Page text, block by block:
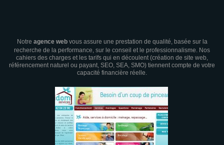
Notre agence webvous assure une prestation de qualité, basée sur la
recherche de la performance, sur le conseil et le professionnalisme. Nos
cahiers des charges et les tarifs qui en découlent (création de site web,
référencement naturel ou payant, SEO, SEA, SMO) tiennent compte de votre
capacité financière réelle.